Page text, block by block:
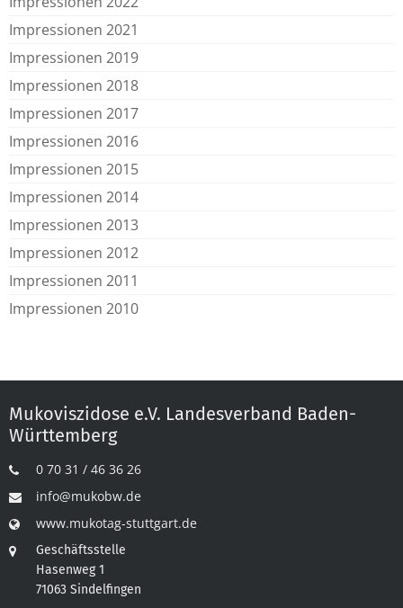
Impressionen 2021
Impressionen 2019
Impressionen 2018
Impressionen 2017
Impressionen 2016
Impressionen 2015
Impressionen 2014
Impressionen 2013
Impressionen 2012
Impressionen 2011
Impressionen 2010
Mukoviszidose e.V. Landesverband Baden-
Württemberg
0 70 31 / 46 36 26
info@mukobw.de
www.mukotag-stuttgart.de
Geschäftsstelle
Hasenweg 1
71063 Sindelfingen